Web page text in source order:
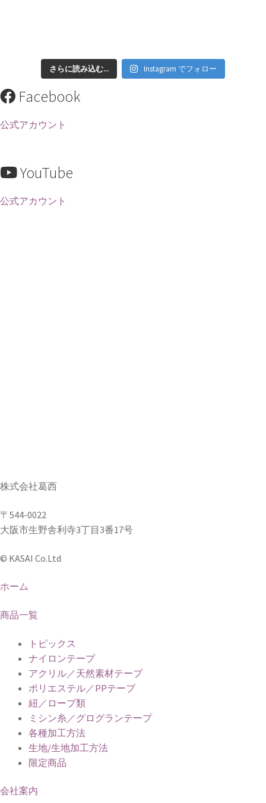
さらに読み込む... Instagram でフォロー
Facebook
公式アカウント
YouTube
公式アカウント
株式会社葛西
〒544-0022
大阪市生野舎利寺3丁目3番17号
© KASAI Co.Ltd
ホーム
商品一覧
トピックス
ナイロンテープ
アクリル／天然素材テープ
ポリエステル／PPテープ
紐／ロープ類
ミシン糸／グログランテープ
各種加工方法
生地/生地加工方法
限定商品
会社案内